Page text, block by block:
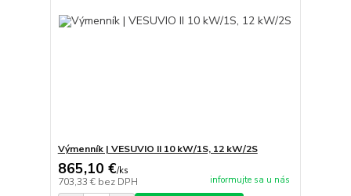
Výmenník | VESUVIO II 10 kW/1S, 12 kW/2S
865,10 €/ks
703,33 € bez DPH informujte sa u nás